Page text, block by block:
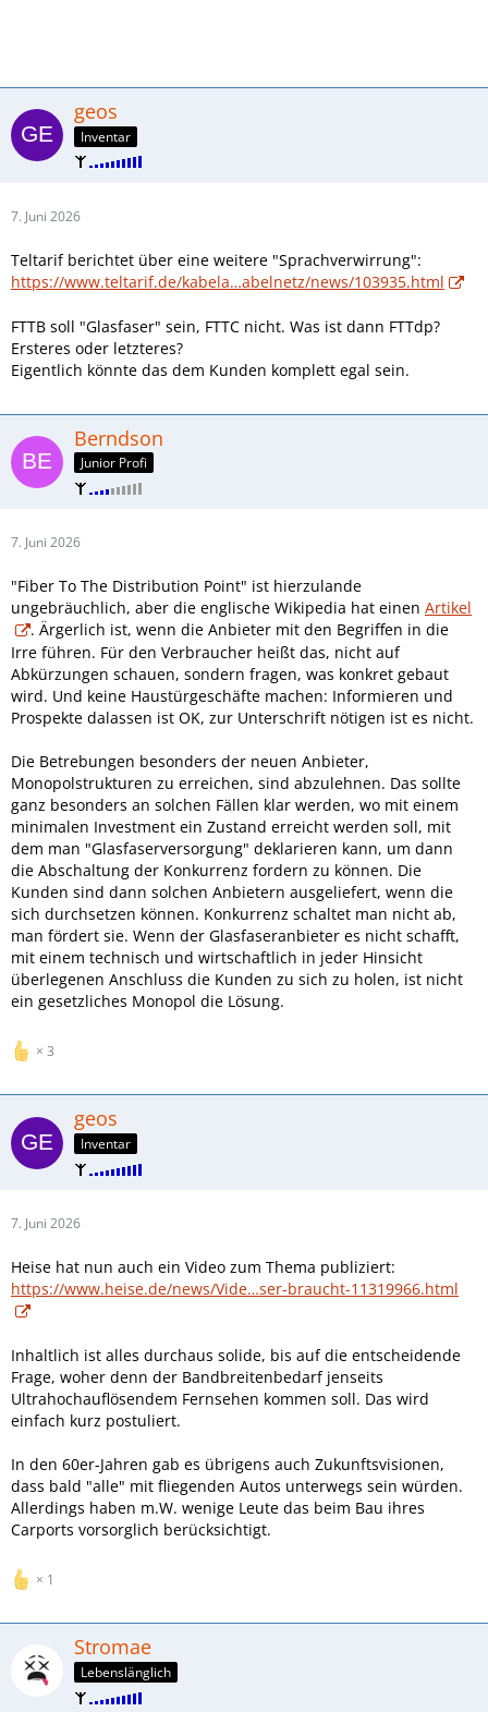
geos
Inventar
7. Juni 2026
Teltarif berichtet über eine weitere "Sprachverwirrung":
https://www.teltarif.de/kabela…abelnetz/news/103935.html
FTTB soll "Glasfaser" sein, FTTC nicht. Was ist dann FTTdp?
Ersteres oder letzteres?
Eigentlich könnte das dem Kunden komplett egal sein.
Berndson
Junior Profi
7. Juni 2026
"Fiber To The Distribution Point" ist hierzulande
ungebräuchlich, aber die englische Wikipedia hat einen Artikel
. Ärgerlich ist, wenn die Anbieter mit den Begriffen in die
Irre führen. Für den Verbraucher heißt das, nicht auf
Abkürzungen schauen, sondern fragen, was konkret gebaut
wird. Und keine Haustürgeschäfte machen: Informieren und
Prospekte dalassen ist OK, zur Unterschrift nötigen ist es nicht.
Die Betrebungen besonders der neuen Anbieter,
Monopolstrukturen zu erreichen, sind abzulehnen. Das sollte
ganz besonders an solchen Fällen klar werden, wo mit einem
minimalen Investment ein Zustand erreicht werden soll, mit
dem man "Glasfaserversorgung" deklarieren kann, um dann
die Abschaltung der Konkurrenz fordern zu können. Die
Kunden sind dann solchen Anbietern ausgeliefert, wenn die
sich durchsetzen können. Konkurrenz schaltet man nicht ab,
man fördert sie. Wenn der Glasfaseranbieter es nicht schafft,
mit einem technisch und wirtschaftlich in jeder Hinsicht
überlegenen Anschluss die Kunden zu sich zu holen, ist nicht
ein gesetzliches Monopol die Lösung.
3
geos
Inventar
7. Juni 2026
Heise hat nun auch ein Video zum Thema publiziert:
https://www.heise.de/news/Vide…ser-braucht-11319966.html
Inhaltlich ist alles durchaus solide, bis auf die entscheidende
Frage, woher denn der Bandbreitenbedarf jenseits
Ultrahochauflösendem Fernsehen kommen soll. Das wird
einfach kurz postuliert.
In den 60er-Jahren gab es übrigens auch Zukunftsvisionen,
dass bald "alle" mit fliegenden Autos unterwegs sein würden.
Allerdings haben m.W. wenige Leute das beim Bau ihres
Carports vorsorglich berücksichtigt.
1
Stromae
Lebenslänglich